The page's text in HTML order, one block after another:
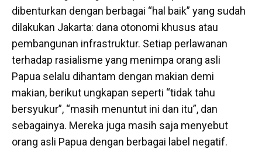
dibenturkan dengan berbagai “hal baik” yang sudah
dilakukan Jakarta: dana otonomi khusus atau
pembangunan infrastruktur. Setiap perlawanan
terhadap rasialisme yang menimpa orang asli
Papua selalu dihantam dengan makian demi
makian, berikut ungkapan seperti “tidak tahu
bersyukur”, “masih menuntut ini dan itu”, dan
sebagainya. Mereka juga masih saja menyebut
orang asli Papua dengan berbagai label negatif.